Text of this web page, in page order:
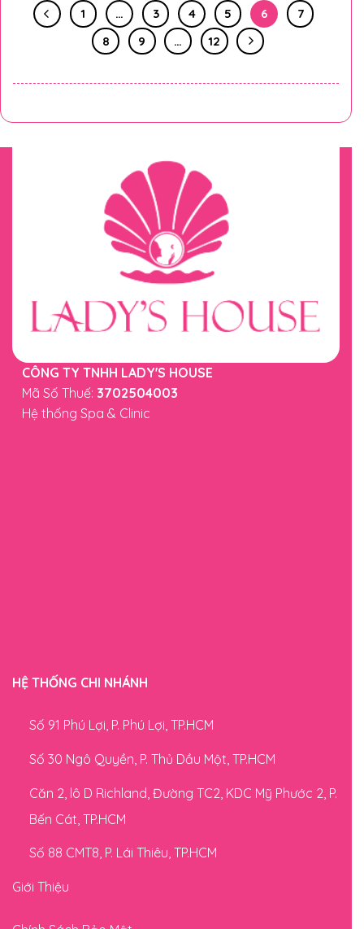
1 … 3 4 5 6
7
8
9 … 12
CÔNG TY TNHH LADY'S HOUSE
Mã Số Thuế: 3702504003
Hệ thống Spa & Clinic
HỆ THỐNG CHI NHÁNH
Số 91 Phú Lợi, P. Phú Lợi, TP.HCM
Số 30 Ngô Quyền, P. Thủ Dầu Một, TP.HCM
Căn 2, lô D Richland, Đường TC2, KDC Mỹ Phước 2, P.
Bến Cát, TP.HCM
Số 88 CMT8, P. Lái Thiêu, TP.HCM
Giới Thiệu